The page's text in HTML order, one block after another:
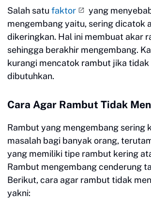
Salah satu faktor
yang
mengembang yaitu, sering dicatok
dikeringkan. Hal ini membuat akar
sehingga berakhir mengembang.
kurangi mencatok rambut jika
dibutuhkan.
Cara Agar Rambut Tidak
Rambut yang mengembang sering
masalah bagi banyak orang,
yang memiliki tipe rambut kering
Rambut mengembang cenderung
Berikut, cara agar rambut tidak
yakni: